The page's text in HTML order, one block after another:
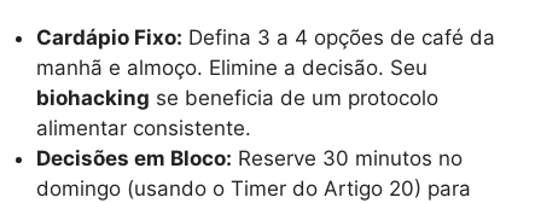
Cardápio Fixo: Defina 3 a 4 opções de café da
manhã e almoço. Elimine a decisão. Seu
biohacking se beneficia de um protocolo
alimentar consistente.
Decisões em Bloco: Reserve 30 minutos no
domingo (usando o Timer do Artigo 20) para